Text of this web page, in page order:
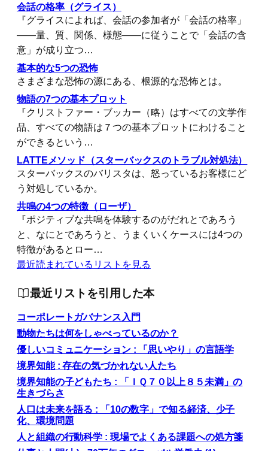
会話の格率（グライス）
『グライスによれば、会話の参加者が「会話の格率」
――量、質、関係、様態――に従うことで「会話の含
意」が成り立つ…
基本的な5つの恐怖
さまざまな恐怖の源にある、根源的な恐怖とは。
物語の7つの基本プロット
『クリストファー・ブッカー（略）はすべての文学作
品、すべての物語は７つの基本プロットにわけること
ができるという…
LATTEメソッド（スターバックスのトラブル対処法）
スターバックスのバリスタは、怒っているお客様にど
う対処しているか。
共鳴の4つの特徴（ローザ）
『ポジティブな共鳴を体験するのがだれとであろう
と、なにとであろうと、うまくいくケースには4つの
特徴があるとロー…
最近読まれているリストを見る
最近リストを引用した本
コーポレートガバナンス入門
動物たちは何をしゃべっているのか？
優しいコミュニケーション : 「思いやり」の言語学
境界知能 : 存在の気づかれない人たち
境界知能の子どもたち : 「ＩＱ７０以上８５未満」の
生きづらさ
人口は未来を語る : 「10の数字」で知る経済、少子
化、環境問題
人と組織の行動科学 : 現場でよくある課題への処方箋